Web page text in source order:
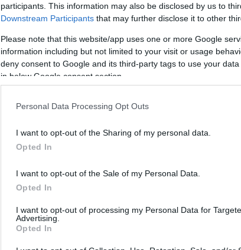
participants. This information may also be disclosed by us to
Downstream Participants that may further disclose it to other
Please note that this website/app uses one or more Google
information including but not limited to your visit or usage
deny consent to Google and its third-party tags to use your
in below Google consent section.
Personal Data Processing Opt Outs
I want to opt-out of the Sharing of my personal data.
Opted In
I want to opt-out of the Sale of my Personal Data.
Opted In
I want to opt-out of processing my Personal Data for
Advertising.
Opted In